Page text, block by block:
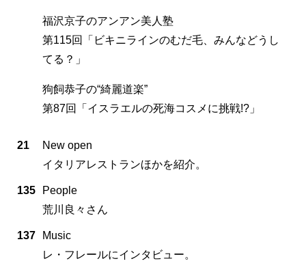
福沢京子のアンアン美人塾
第115回「ビキニラインのむだ毛、みんなどうし
てる？」
狗飼恭子の“綺麗道楽”
第87回「イスラエルの死海コスメに挑戦!?」
21
New open
イタリアレストランほかを紹介。
135
People
荒川良々さん
137
Music
レ・フレールにインタビュー。